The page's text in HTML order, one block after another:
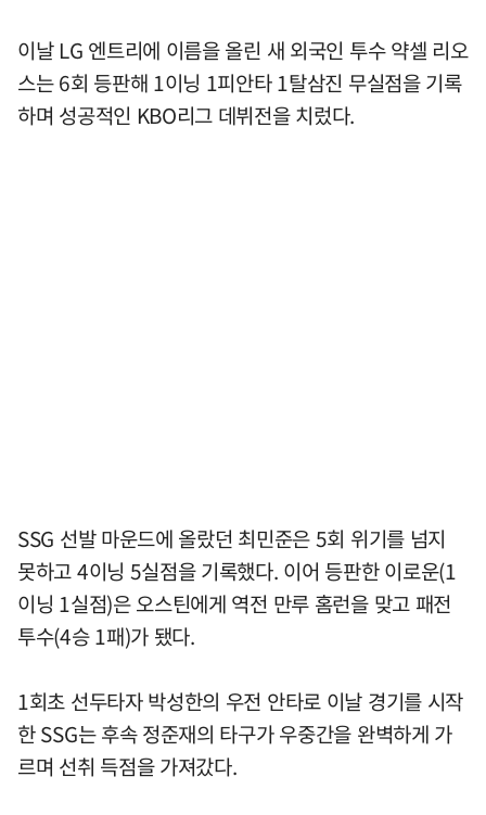
이날 LG 엔트리에 이름을 올린 새 외국인 투수 약셀 리오
스는 6회 등판해 1이닝 1피안타 1탈삼진 무실점을 기록
하며 성공적인 KBO리그 데뷔전을 치렀다.
SSG 선발 마운드에 올랐던 최민준은 5회 위기를 넘지
못하고 4이닝 5실점을 기록했다. 이어 등판한 이로운(1
이닝 1실점)은 오스틴에게 역전 만루 홈런을 맞고 패전
투수(4승 1패)가 됐다.
1회초 선두타자 박성한의 우전 안타로 이날 경기를 시작
한 SSG는 후속 정준재의 타구가 우중간을 완벽하게 가
르며 선취 득점을 가져갔다.